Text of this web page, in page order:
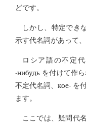
どです。
しかし、特定でき
示す代名詞があって
ロシア語の不定
-нибудь を付けて作ら
不定代名詞、 кое- を
ます。
ここでは、疑問代